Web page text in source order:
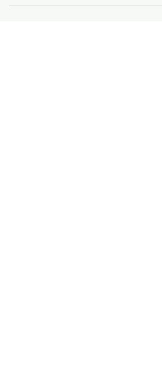
vitaminer" vos réparations. En combinant